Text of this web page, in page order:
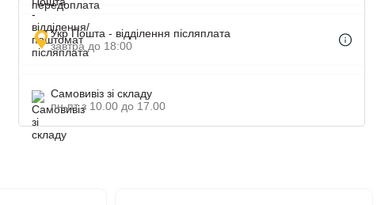
Укр Пошта - відділення післяплата
завтра до 18:00
Самовивіз зі складу
пн-пт з 10.00 до 17.00